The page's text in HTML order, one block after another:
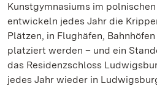
Kunstgymnasiums im
entwickeln jedes Jahr die
Plätzen, in Flughäfen,
platziert werden – und ein
das Residenzschloss
jedes Jahr wieder in